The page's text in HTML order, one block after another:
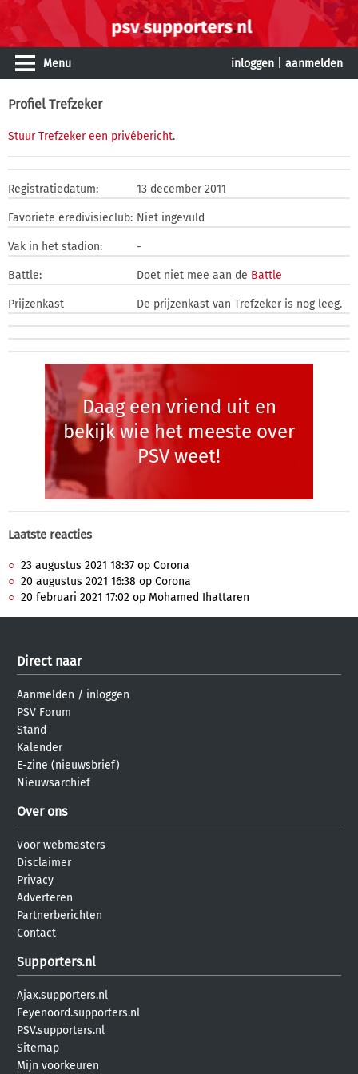
Menu inloggen aanmelden
Profiel Trefzeker
Stuur Trefzeker een privébericht.
Registratiedatum: 13 december 2011
Favoriete eredivisieclub: Niet ingevuld
Vak in het stadion: -
Battle: Doet niet mee aan de Battle
Prijzenkast De prijzenkast van Trefzeker is nog leeg.
Daag een vriend uit en
bekijk wie het meeste over
PSV weet!
Laatste reacties
23 augustus 2021 18:37 op Corona
20 augustus 2021 16:38 op Corona
20 februari 2021 17:02 op Mohamed Ihattaren
Direct naar
Aanmelden / inloggen
PSV Forum
Stand
Kalender
E-zine (nieuwsbrief)
Nieuwsarchief
Over ons
Voor webmasters
Disclaimer
Privacy
Adverteren
Partnerberichten
Contact
Supporters.nl
Ajax.supporters.nl
Feyenoord.supporters.nl
PSV.supporters.nl
Sitemap
Mijn voorkeuren